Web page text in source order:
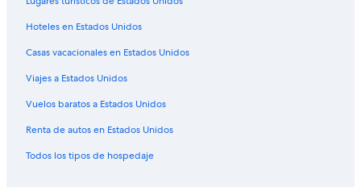
Hoteles en Sant'Andrea
Villas en Giurdignano
Hoteles 4 estrellas en Cursi
Hoteles en la playa en Cursi
Hoteles en Estados Unidos
Casas vacacionales en Estados Unidos
Viajes a Estados Unidos
Vuelos baratos a Estados Unidos
Renta de autos en Estados Unidos
Todos los tipos de hospedaje